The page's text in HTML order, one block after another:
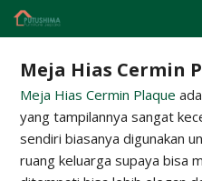
Skip
Meja Hias Cermin
Meja Hias Cermin Plaque
yang tampilannya sangat
sendiri biasanya digunakan
ruang keluarga supaya bisa